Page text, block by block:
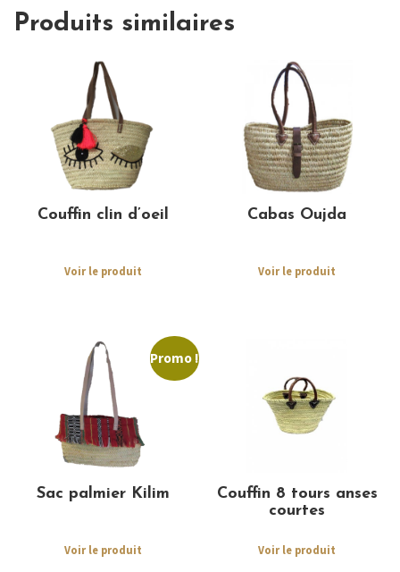
Produits similaires
Couffin clin d’oeil
Voir le produit
Cabas Oujda
Voir le produit
Promo !
Sac palmier Kilim
Voir le produit
Couffin 8 tours anses
courtes
Voir le produit